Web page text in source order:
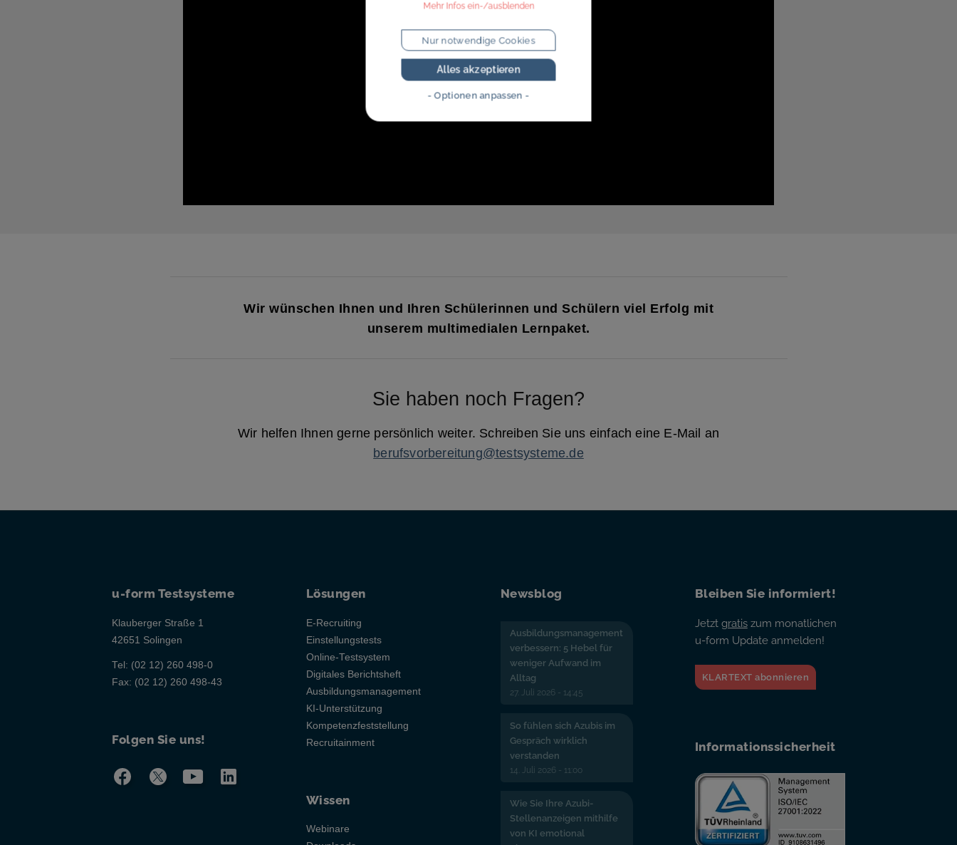
Wir wünschen Ihnen und Ihren Schülerinnen und Schülern viel Erfolg mit
unserem multimedialen Lernpaket.
Sie haben noch Fragen?
Wir helfen Ihnen gerne persönlich weiter. Schreiben Sie uns einfach eine E-Mail an
berufsvorbereitung@testsysteme.de
u-form Testsysteme
Klauberger Straße 1
42651 Solingen
Tel: (02 12) 260 498-0
Fax: (02 12) 260 498-43
Folgen Sie uns!
Lösungen
E-Recruiting
Einstellungstests
Online-Testsystem
Digitales Berichtsheft
Ausbildungsmanagement
KI-Unterstützung
Kompetenzfeststellung
Recruitainment
Wissen
Webinare
Newsblog
Ausbildungsmanagement
verbessern: 5 Hebel für
weniger Aufwand im
Alltag
27. Juli 2026 - 14:45
So fühlen sich Azubis im
Gespräch wirklich
verstanden
14. Juli 2026 - 11:00
Wie Sie Ihre Azubi-
Stellenanzeigen mithilfe
von KI emotional
Bleiben Sie informiert!
Jetzt gratiszum monatlichen
u-form Update anmelden!
KLARTEXT abonnieren
Informationssicherheit
Mehr Infos ein-/ausblenden
Nur notwendige Cookies
Alles akzeptieren
- Optionen anpassen -